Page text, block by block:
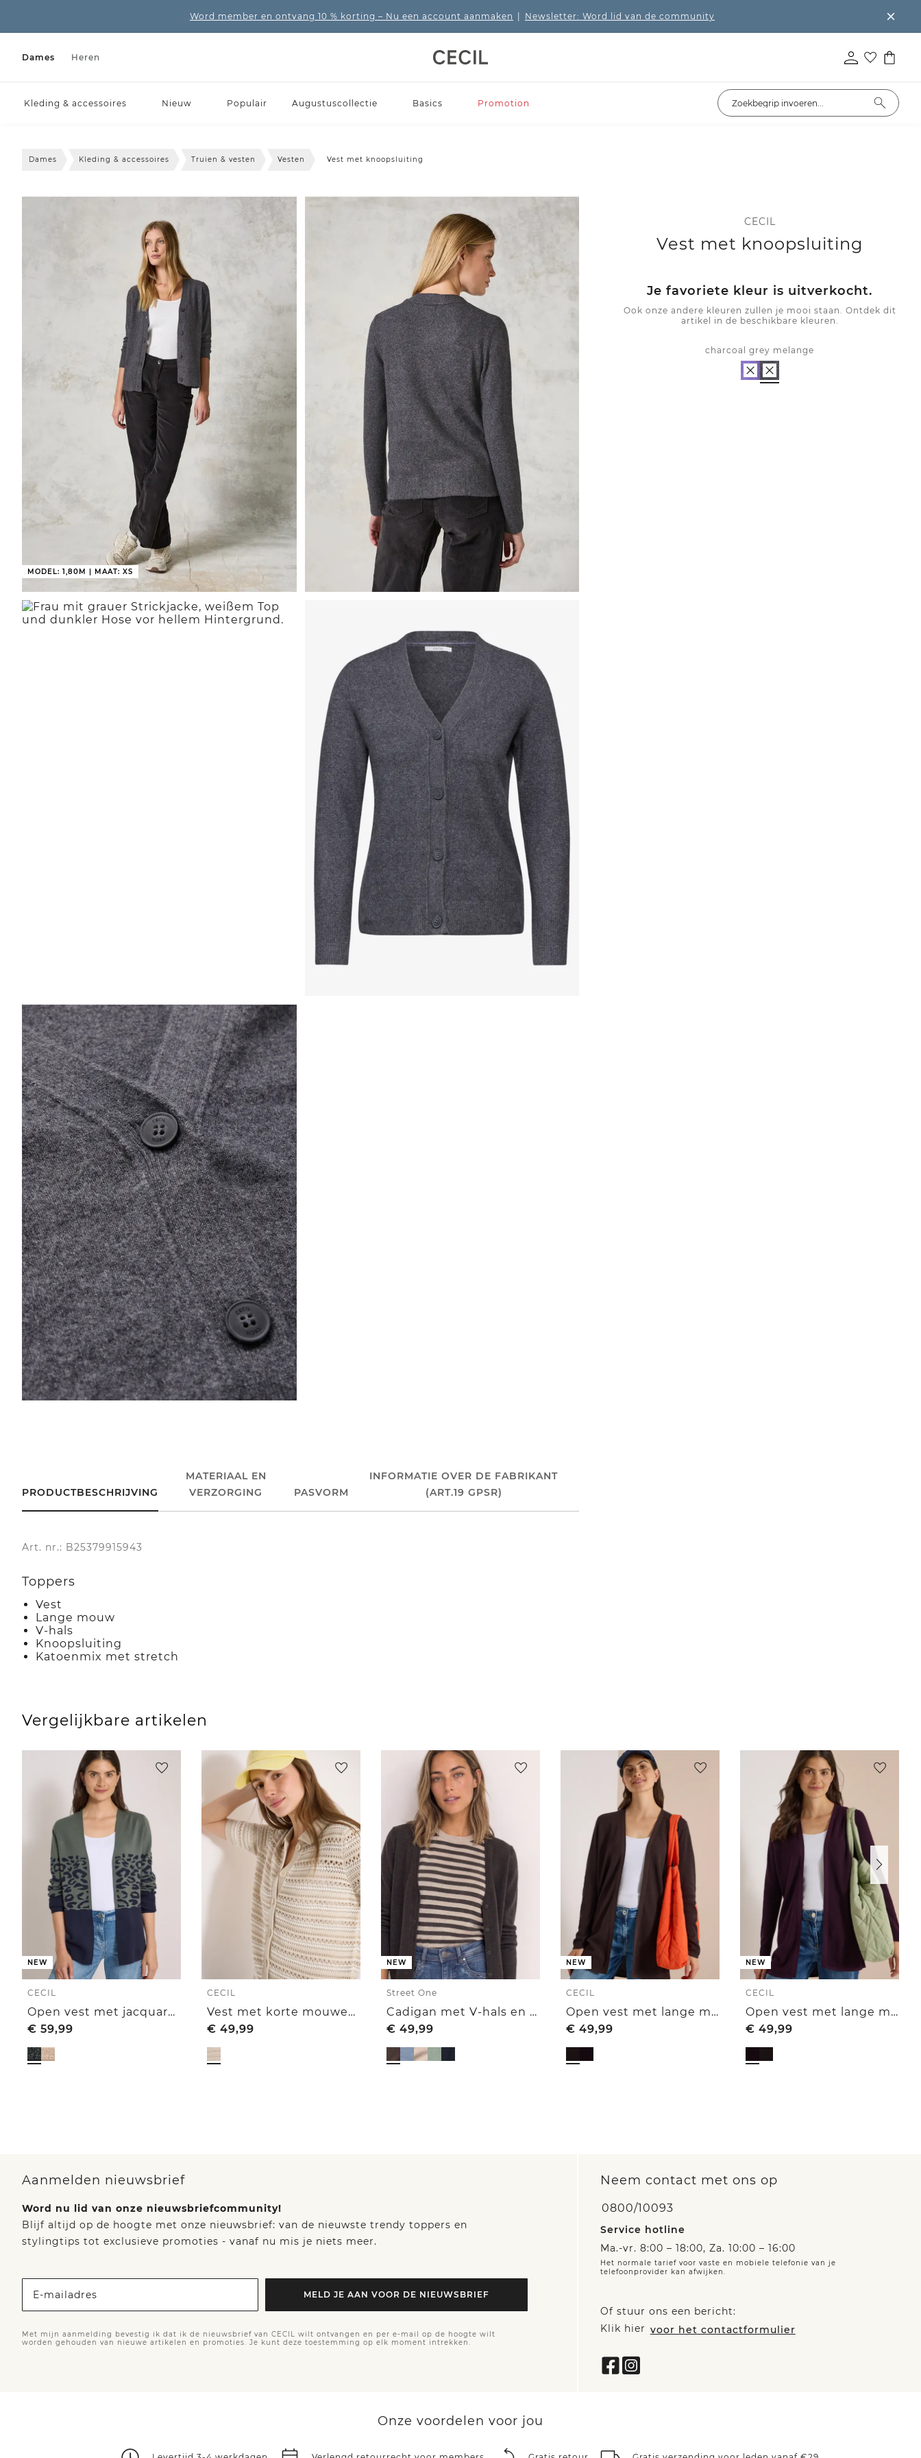
Word member en ontvang 10 % korting – Nu een account aanmaken Newsletter: Word lid van de community
Dames Heren
Kleding & accessoires Nieuw Populair Augustuscollectie Basics Promotion
Dames Kleding & accessoires Truien & vesten Vesten Vest met knoopsluiting
MODEL: 1,80M | MAAT: XS
CECIL
Vest met knoopsluiting
Je favoriete kleur is uitverkocht.
Ook onze andere kleuren zullen je mooi staan. Ontdek dit
artikel in de beschikbare kleuren.
charcoal grey melange
PRODUCTBESCHRIJVING
MATERIAAL EN
VERZORGING
PASVORM
INFORMATIE OVER DE FABRIKANT
(ART.19 GPSR)
Art. nr.: B25379915943
Toppers
Vest
Lange mouw
V-hals
Knoopsluiting
Katoenmix met stretch
Vergelijkbare artikelen
NEW
CECIL
Open vest met jacquardpatroon
€ 59,99
CECIL
Vest met korte mouwen en polokraag
€ 49,99
NEW
Street One
Cadigan met V-hals en knoopsluiting
€ 49,99
NEW
CECIL
Open vest met lange mouwen
€ 49,99
NEW
CECIL
Open vest met lange mouwen
€ 49,99
Aanmelden nieuwsbrief
Word nu lid van onze nieuwsbriefcommunity!
Blijf altijd op de hoogte met onze nieuwsbrief: van de nieuwste trendy toppers en
stylingtips tot exclusieve promoties - vanaf nu mis je niets meer.
E-mailadres MELD JE AAN VOOR DE NIEUWSBRIEF
Met mijn aanmelding bevestig ik dat ik de nieuwsbrief van CECIL wilt ontvangen en per e-mail op de hoogte wilt
worden gehouden van nieuwe artikelen en promoties. Je kunt deze toestemming op elk moment intrekken.
Neem contact met ons op
0800/10093
Service hotline
Ma.-vr. 8:00 – 18:00, Za. 10:00 – 16:00
Het normale tarief voor vaste en mobiele telefonie van je
telefoonprovider kan afwijken.
Of stuur ons een bericht:
Klik hier voor het contactformulier
Onze voordelen voor jou